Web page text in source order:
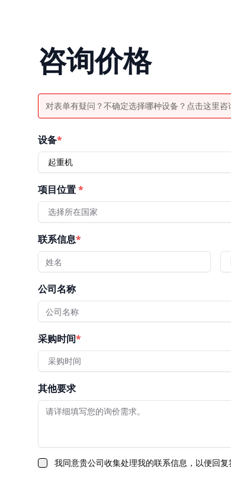
咨询价格
对表单有疑问？不确定选择哪种设备？点击这里咨
设备*
起重机
项目位置*
选择所在国家
联系信息*
公司名称
采购时间*
采购时间
其他要求
我同意贵公司收集处理我的联系信息，以便回复